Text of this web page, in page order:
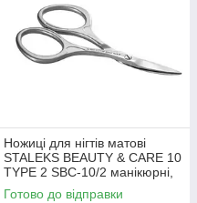
Ножиці для нігтів матові
STALEKS BEAUTY & CARE 10
TYPE 2 SBC-10/2 манікюрні,
для шкіри інструмент Сталекс
Готово до відправки